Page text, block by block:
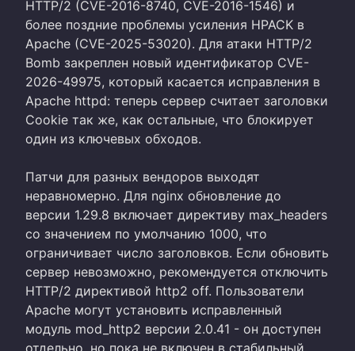
HTTP/2 (CVE-2016-8740, CVE-2016-1546) и
более поздние проблемы усиления HPACK в
Apache (CVE-2025-53020). Для атаки HTTP/2
Bomb закреплен новый идентификатор CVE-
2026-49975, который касается исправления в
Apache httpd: теперь сервер считает заголовки
Cookie так же, как остальные, что блокирует
один из ключевых обходов.
Патчи для разных вендоров выходят
неравномерно. Для nginx обновление до
версии 1.29.8 включает директиву max_headers
со значением по умолчанию 1000, что
ограничивает число заголовков. Если обновить
сервер невозможно, рекомендуется отключить
HTTP/2 директивой http2 off. Пользователи
Apache могут установить исправленный
модуль mod_http2 версии 2.0.41 - он доступен